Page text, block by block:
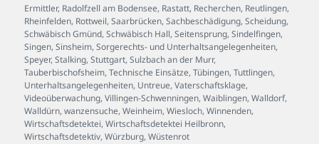
Ermittler, Radolfzell am Bodensee, Rastatt, Recherchen, Reutlingen,
Rheinfelden, Rottweil,Saarbrücken,Sachbeschädigung,Scheidung,
Schwäbisch Gmünd,Schwäbisch Hall,Seitensprung,Sindelfingen,
Singen,Sinsheim,Sorgerechts- und Unterhaltsangelegenheiten,
Speyer,Stalking,Stuttgart,Sulzbach an der Murr,
Tauberbischofsheim,Technische Einsätze,Tübingen,Tuttlingen,
Unterhaltsangelegenheiten, Untreue,Vaterschaftsklage,
Videoüberwachung,Villingen-Schwenningen,Waiblingen,Walldorf,
Walldürn,wanzensuche,Weinheim,Wiesloch,Winnenden,
Wirtschaftsdetektei,Wirtschaftsdetektei Heilbronn,
Wirtschaftsdetektiv,Würzburg,Wüstenrot